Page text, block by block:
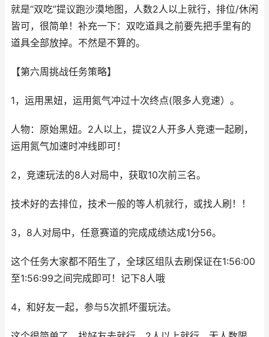
就是“双吃”提议跑沙漠地图，人数2人以上就行，排位/休闲
皆可，很简单！补充一下：双吃道具之前要先把手里有的
道具全部放掉。不然是不算的。
【第六周挑战任务策略】
1，运用黑妞，运用氮气冲过十次终点(限多人竞速）。
人物：原始黑妞。2人以上，提议2人开多人竞速一起刷，
运用氮气加速时冲线即可！
2，竞速玩法的8人对局中，获取10次前三名。
技术好的去排位，技术一般的等人机就行，或找人刷！！
3，8人对局中，任意赛道的完成成绩达成1分56。
这个任务大家都不陌生了，全球区组队去刷保证在1:56:00
至1:56:99之间完成即可！记下8人哦
4，和好友一起，参与5次抓坏蛋玩法。